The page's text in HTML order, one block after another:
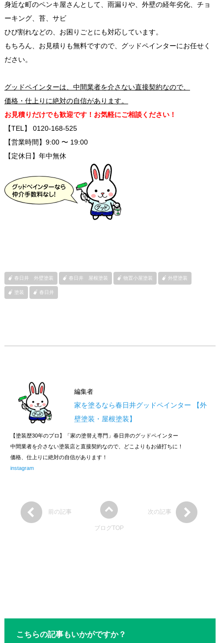
身近な町のペンキ屋さんとして、雨漏りや、外壁の経年劣化、チョ
ーキング、苔、サビ
ひび割れなどの、お困りごとにも対応しています。
もちろん、お見積りも無料ですので、グッドペインターにお任せく
ださい。
グッドペインターは、中間業者を介さない直接契約なので、
価格・仕上りに絶対の自信があります。
お見積りだけでも歓迎です！お気軽にご相談ください！
【TEL】 0120-168-525
【営業時間】9:00 〜 19:00
【定休日】年中無休
春日井 外壁塗装 春日井 屋根塗装 物置小屋塗装 外壁塗装
塗装 春日井
編集者
家を塗るなら春日井グッドペインター 【外
壁塗装・屋根塗装】
【塗装歴30年のプロ】「家の塗替え専門」春日井のグッドペインター
中間業者を介さない塗装店と直接契約なので、どこよりもお値打ちに！
価格、仕上りに絶対の自信があります！
instagram
前の記事
ブログTOP
次の記事
こちらの記事もいかがですか？